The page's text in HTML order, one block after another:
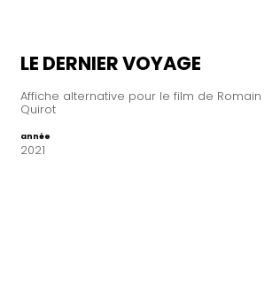
LE DERNIER VOYAGE
Affiche alternative pour le film de Romain
Quirot
année
2021